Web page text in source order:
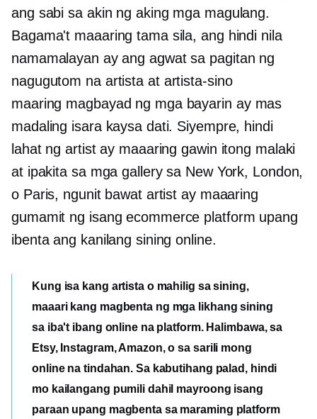
ang sabi sa akin ng aking mga magulang.
Bagama't maaaring tama sila, ang hindi nila
namamalayan ay ang agwat sa pagitan ng
nagugutom na artista at artista-sino
maaring magbayad ng mga bayarin ay mas
madaling isara kaysa dati. Siyempre, hindi
lahat ng artist ay maaaring gawin itong malaki
at ipakita sa mga gallery sa New York, London,
o Paris, ngunit bawat artist ay maaaring
gumamit ng isang ecommerce platform upang
ibenta ang kanilang sining online.
Kung isa kang artista o mahilig sa sining,
maaari kang magbenta ng mga likhang sining
sa iba't ibang online na platform. Halimbawa, sa
Etsy, Instagram, Amazon, o sa sarili mong
online na tindahan. Sa kabutihang palad, hindi
mo kailangang pumili dahil mayroong isang
paraan upang magbenta sa maraming platform